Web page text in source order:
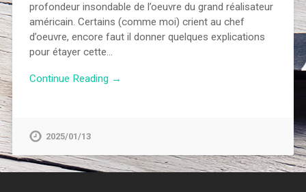
profondeur insondable de l’oeuvre du grand réalisateur
américain. Certains (comme moi) crient au chef
d’oeuvre, encore faut il donner quelques explications
pour étayer cette…
Continue Reading →
2025/01/13